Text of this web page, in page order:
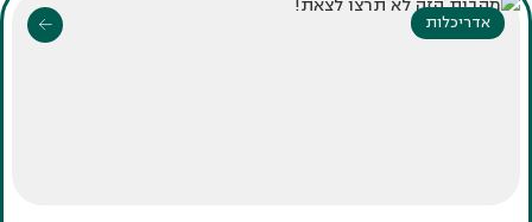
אדריכלות